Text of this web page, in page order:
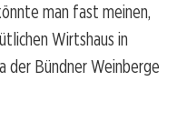
man fast meinen,
Wirtshaus in
der Bündner Weinberge